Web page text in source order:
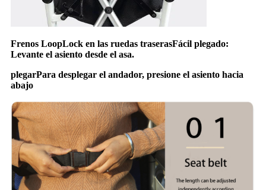
Frenos LoopLock en las ruedas traserasFácil plegado:
Levante el asiento desde el asa.
plegarPara desplegar el andador, presione el asiento hacia
abajo